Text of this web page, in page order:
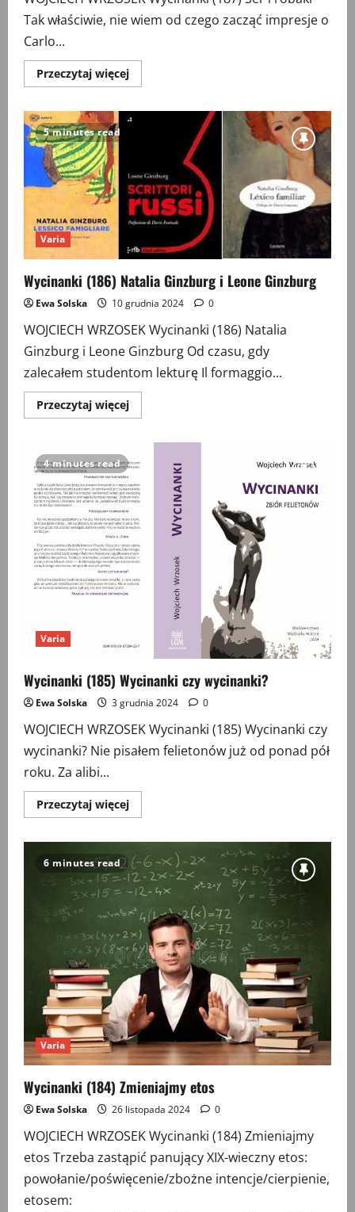
Tak właściwie, nie wiem od czego zacząć impresje o
Carlo...
Przeczytaj więcejPrzeczytaj
więcej
(187)
5 minutes read
Varia
Wycinanki (186) Natalia Ginzburg i Leone Ginzburg
Ewa Solska 10 grudnia 2024 0
WOJCIECH WRZOSEK Wycinanki (186) Natalia
Ginzburg i Leone Ginzburg Od czasu, gdy
zalecałem studentom lekturę Il formaggio...
Przeczytaj więcejPrzeczytaj
więcej
Natalia
Ginzburg
i
Leone
Ginzburg
4 minutes read
Varia
Wycinanki (185) Wycinanki czy wycinanki?
Ewa Solska 3 grudnia 2024 0
WOJCIECH WRZOSEK Wycinanki (185) Wycinanki czy
wycinanki? Nie pisałem felietonów już od ponad pół
roku. Za alibi...
Przeczytaj więcejPrzeczytaj
więcej
Wycinanki
czy
wycinanki?
6 minutes read
Varia
Wycinanki (184) Zmieniajmy etos
Ewa Solska 26 listopada 2024 0
WOJCIECH WRZOSEK Wycinanki (184) Zmieniajmy
etos Trzeba zastąpić panujący XIX-wieczny etos:
powołanie/poświęcenie/zbożne intencje/cierpienie,
etosem: